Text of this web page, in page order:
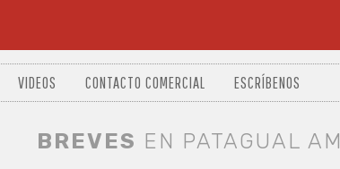
VIDEOS CONTACTO COMERCIAL ESCRÍBENOS
BREVES EN PATAGUAL AM